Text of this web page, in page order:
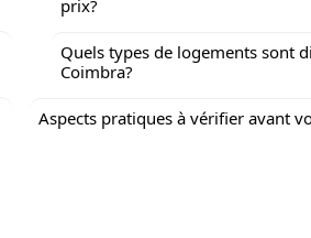
prix?
Quels types de logements sont
Coimbra?
Aspects pratiques à vérifier avant